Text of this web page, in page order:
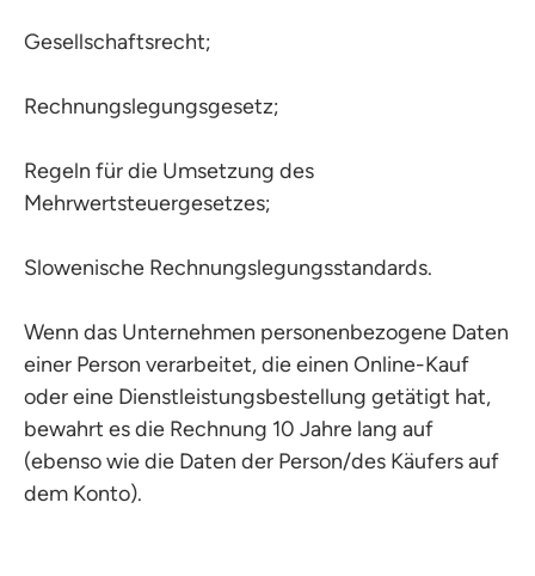
Gesellschaftsrecht;
Rechnungslegungsgesetz;
Regeln für die Umsetzung des
Mehrwertsteuergesetzes;
Slowenische Rechnungslegungsstandards.
Wenn das Unternehmen personenbezogene Daten
einer Person verarbeitet, die einen Online-Kauf
oder eine Dienstleistungsbestellung getätigt hat,
bewahrt es die Rechnung 10 Jahre lang auf
(ebenso wie die Daten der Person/des Käufers auf
dem Konto).